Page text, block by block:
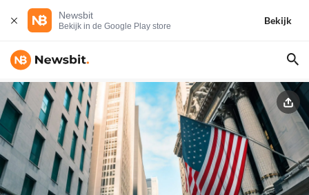
Newsbit
Bekijk in de Google Play store
Bekijk